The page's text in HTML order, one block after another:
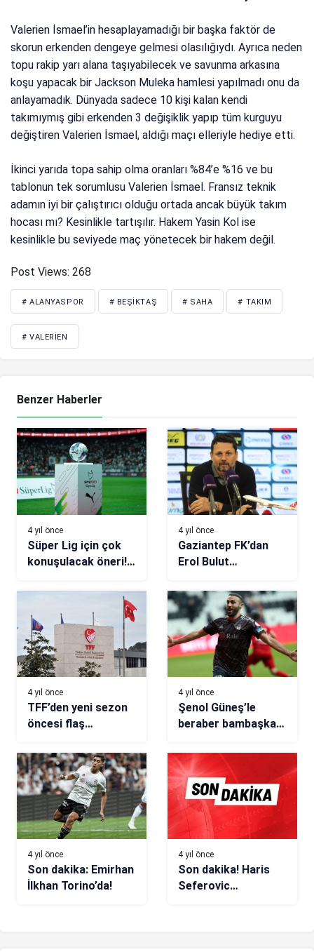
Valerien İsmael’in hesaplayamadığı bir başka faktör de
skorun erkenden dengeye gelmesi olasılığıydı. Ayrıca neden
topu rakip yarı alana taşıyabilecek ve savunma arkasına
koşu yapacak bir Jackson Muleka hamlesi yapılmadı onu da
anlayamadık. Dünyada sadece 10 kişi kalan kendi
takımıymış gibi erkenden 3 değişiklik yapıp tüm kurguyu
değiştiren Valerien İsmael, aldığı maçı elleriyle hediye etti.
İkinci yarıda topa sahip olma oranları %84’e %16 ve bu
tablonun tek sorumlusu Valerien İsmael. Fransız teknik
adamın iyi bir çalıştırıcı olduğu ortada ancak büyük takım
hocası mı? Kesinlikle tartışılır. Hakem Yasin Kol ise
kesinlikle bu seviyede maç yönetecek bir hakem değil.
Post Views: 268
# ALANYASPOR # BEŞIKTAŞ # SAHA # TAKIM
# VALERIEN
Benzer Haberler
4 yıl önce
Süper Lig için çok
konuşulacak öneri!
sistem getirilmeli’
4 yıl önce
Gaziantep FK’dan
Erol Bulut
4 yıl önce
TFF’den yeni sezon
öncesi flaş
futbolcular…
4 yıl önce
Şenol Güneş’le
beraber bambaşka
4 yıl önce
Son dakika: Emirhan
İlkhan Torino’da!
4 yıl önce
Son dakika! Haris
Seferovic